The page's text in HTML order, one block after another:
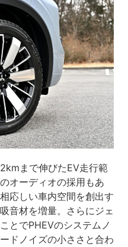
まで伸びたEV走行範
オーディオの採用もあ
応しい車内空間を創出す
音材を増量。さらにジェ
とでPHEVのシステムノ
ドノイズの小ささと合わ